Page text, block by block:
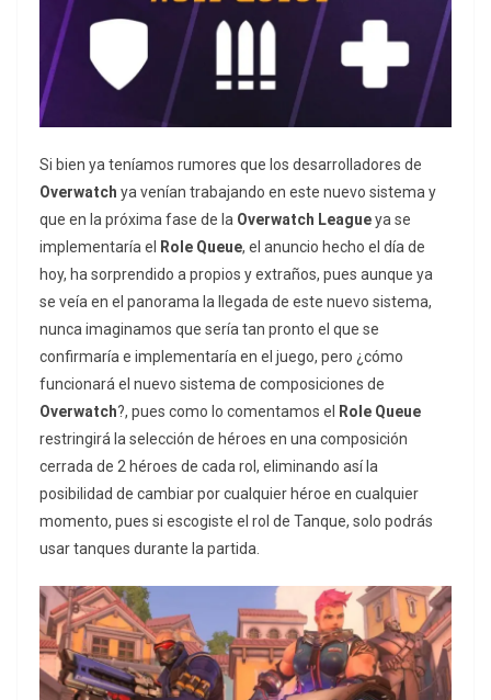
Si bien ya teníamos rumores que los desarrolladores de
Overwatch ya venían trabajando en este nuevo sistema y
que en la próxima fase de la Overwatch Leagueya se
implementaría el
Role Queue, el anuncio hecho el día de
hoy, ha sorprendido a propios y extraños, pues aunque ya
se veía en el panorama la llegada de este nuevo sistema,
nunca imaginamos que sería tan pronto el que se
confirmaría e implementaría en el juego, pero ¿cómo
funcionará el nuevo sistema de composiciones de
Overwatch?, pues como lo comentamos el
Role Queue
restringirá la selección de héroes en una composición
cerrada de 2 héroes de cada rol, eliminando así la
posibilidad de cambiar por cualquier héroe en cualquier
momento, pues si escogiste el rol de Tanque, solo podrás
usar tanques durante la partida.